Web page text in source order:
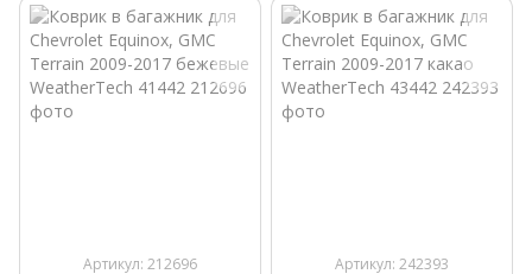
Артикул: 212696 Артикул: 242393